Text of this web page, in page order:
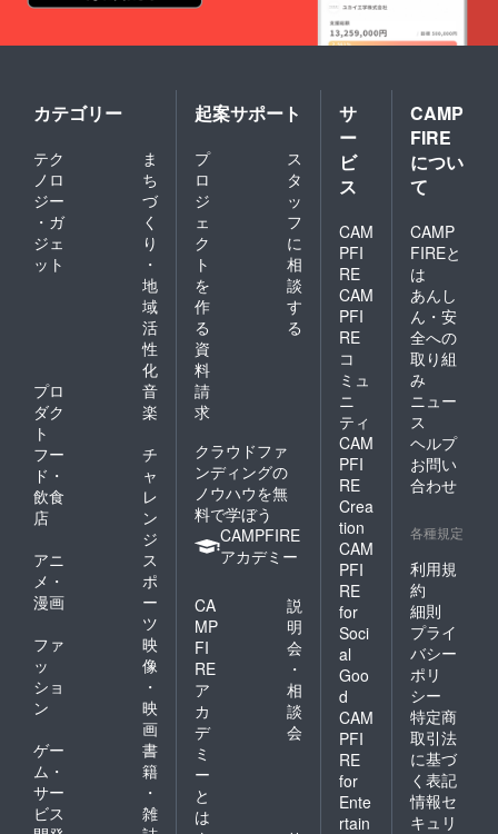
カテゴリー
テク
ノロ
ジー
・ガ
ジェ
ット
ま
ち
づ
く
り
・
地
域
活
性
化
プロ
ダク
ト
音
楽
フー
ド・
飲食
店
チ
ャ
レ
ン
ジ
アニ
メ・
漫画
ス
ポ
ー
ツ
ファ
ッ
ショ
ン
映
像
・
映
画
ゲー
ム・
サー
ビス
書
籍
・
雑
起案サポート
プ
ロ
ジ
ェ
ク
ト
を
作
る
ス
タ
ッ
フ
に
相
談
す
る
資
料
請
求
クラウドファ
ンディングの
ノウハウを無
料で学ぼう
CAMPFIRE
アカデミー
CA
MP
FI
RE
ア
カ
デ
ミ
ー
と
は
説
明
会
・
相
談
会
サ
ー
ビ
ス
CAM
PFI
RE
CAM
PFI
RE
コ
ミュ
ニ
ティ
CAM
PFI
RE
Crea
tion
CAM
PFI
RE
for
Soci
al
Goo
d
CAM
PFI
RE
for
Ente
rtain
CAMP
FIRE
につい
て
CAMP
FIREと
は
あんし
ん・安
全への
取り組
み
ニュー
ス
ヘルプ
お問い
合わせ
各種規定
利用規
約
細則
プライ
バシー
ポリ
シー
特定商
取引法
に基づ
く表記
情報セ
キュリ